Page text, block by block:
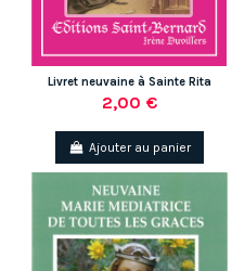
Livret neuvaine à Sainte Rita
2,00 €
Ajouter au panier